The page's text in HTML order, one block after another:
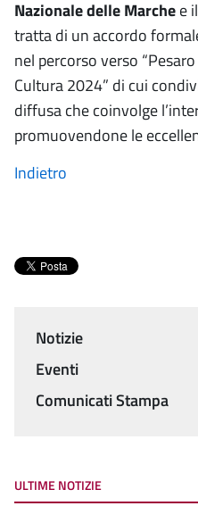
Nazionale delle Marchee il
tratta di un accordo
nel percorso verso
Cultura 2024” di cui
diffusa che coinvolge
promuovendone le
Indietro
Menu
Notizie
Eventi
Comunicati Stampa
ULTIME NOTIZIE